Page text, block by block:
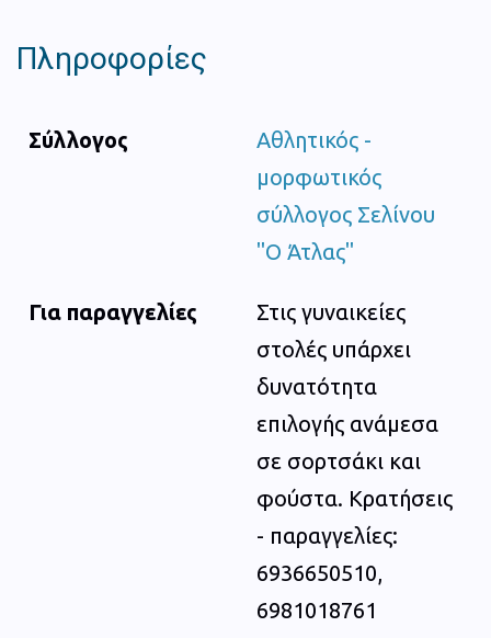
Πληροφορίες
Σύλλογος
Αθλητικός -
μορφωτικός
σύλλογος Σελίνου
"Ο Άτλας"
Για παραγγελίες
Στις γυναικείες
στολές υπάρχει
δυνατότητα
επιλογής ανάμεσα
σε σορτσάκι και
φούστα. Κρατήσεις
- παραγγελίες:
6936650510,
6981018761